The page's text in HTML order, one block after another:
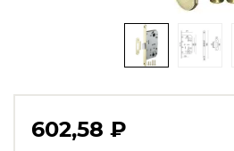
602,58 ₽